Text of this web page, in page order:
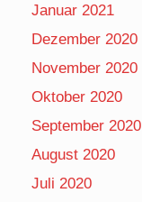
Januar 2021
Dezember 2020
November 2020
Oktober 2020
September 2020
August 2020
Juli 2020